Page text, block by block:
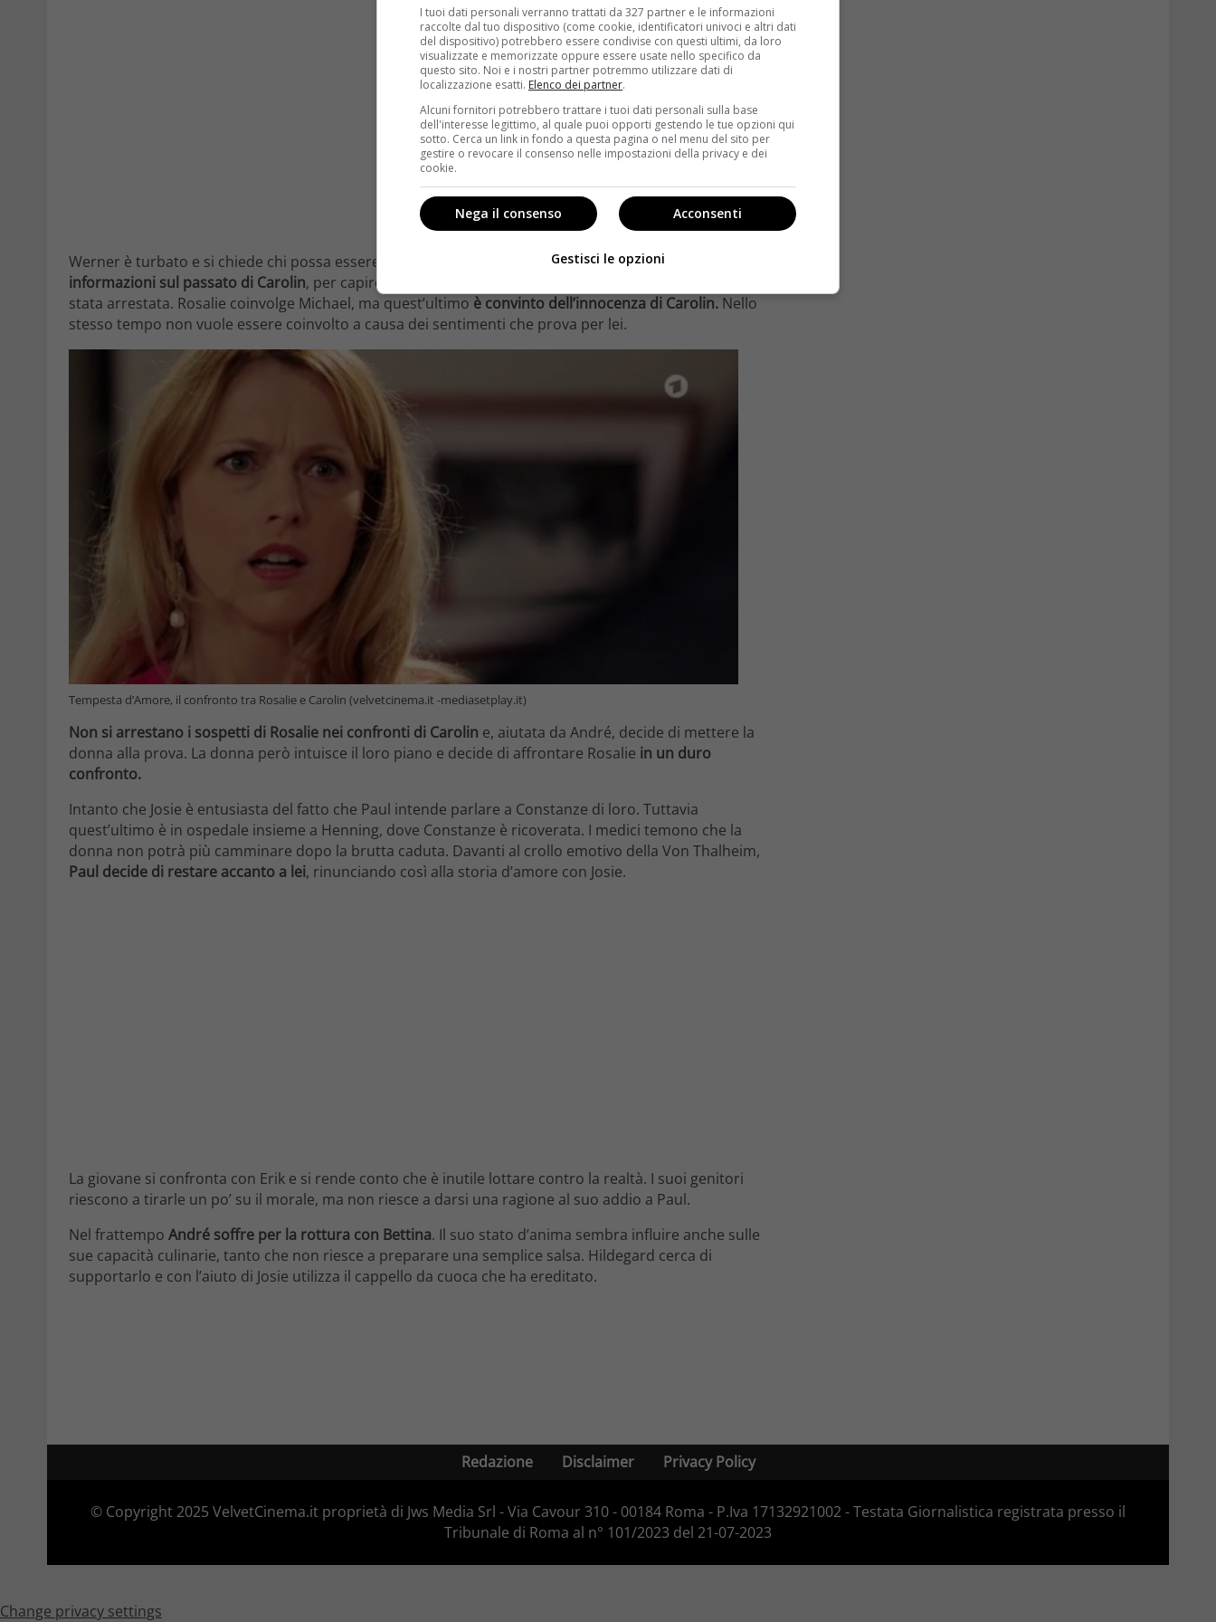
Werner è turbato e si chiede chi possa essere l’autore dei furti. A questo puntochiede a Rosalie
informazioni sul passato di Carolin, per capire se la donna fosse stata davvero innocente quando è
stata arrestata. Rosalie coinvolge Michael, ma quest’ultimo è convinto dell’innocenza di Carolin. Nello
stesso tempo non vuole essere coinvolto a causa dei sentimenti che prova per lei.
Tempesta d’Amore, il confronto tra Rosalie e Carolin (velvetcinema.it -mediasetplay.it)
Non si arrestano i sospetti di Rosalie nei confronti di Carolin e, aiutata da André, decide di mettere la
donna alla prova. La donna però intuisce il loro piano e decide di affrontare Rosalie in un duro
confronto.
Intanto che Josie è entusiasta del fatto che Paul intende parlare a Constanze di loro. Tuttavia
quest’ultimo è in ospedale insieme a Henning, dove Constanze è ricoverata. I medici temono che la
donna non potrà più camminare dopo la brutta caduta. Davanti al crollo emotivo della Von Thalheim,
Paul decide di restare accanto a lei, rinunciando così alla storia d’amore con Josie.
La giovane si confronta con Erik e si rende conto che è inutile lottare contro la realtà. I suoi genitori
riescono a tirarle un po’ su il morale, ma non riesce a darsi una ragione al suo addio a Paul.
Nel frattempo André soffre per la rottura con Bettina. Il suo stato d’anima sembra influire anche sulle
sue capacità culinarie, tanto che non riesce a preparare una semplice salsa. Hildegard cerca di
supportarlo e con l’aiuto di Josie utilizza il cappello da cuoca che ha ereditato.
Redazione Disclaimer Privacy Policy
© Copyright 2025 VelvetCinema.it proprietà di Jws Media Srl - Via Cavour 310 - 00184 Roma - P.Iva 17132921002 - Testata Giornalistica registrata presso il
Tribunale di Roma al n° 101/2023 del 21-07-2023
Change privacy settings
I tuoi dati personali verranno trattati da 327 partner e le informazioni
raccolte dal tuo dispositivo (come cookie, identificatori univoci e altri dati
del dispositivo) potrebbero essere condivise con questi ultimi, da loro
visualizzate e memorizzate oppure essere usate nello specifico da
questo sito. Noi e i nostri partner potremmo utilizzare dati di
localizzazione esatti. Elenco dei partner.
Alcuni fornitori potrebbero trattare i tuoi dati personali sulla base
dell'interesse legittimo, al quale puoi opporti gestendo le tue opzioni qui
sotto. Cerca un link in fondo a questa pagina o nel menu del sito per
gestire o revocare il consenso nelle impostazioni della privacy e dei
cookie.
Acconsenti
Nega il consenso
Gestisci le opzioni